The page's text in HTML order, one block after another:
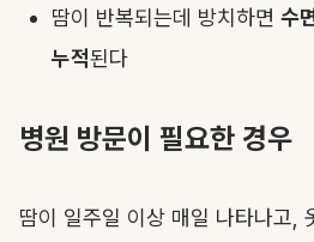
땀이 반복되는데 방치하면 수
누적된다
병원 방문이 필요한 경우
땀이 일주일 이상 매일 나타나고,